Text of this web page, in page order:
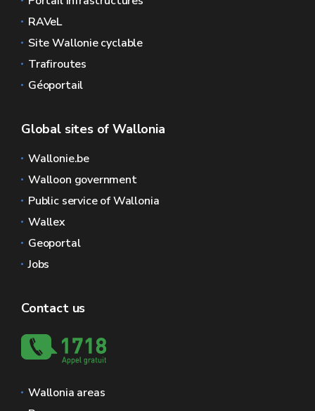
RAVeL
Site Wallonie cyclable
Trafiroutes
Géoportail
Global sites of Wallonia
Wallonie.be
Walloon government
Public service of Wallonia
Wallex
Geoportal
Jobs
Contact us
Wallonia areas